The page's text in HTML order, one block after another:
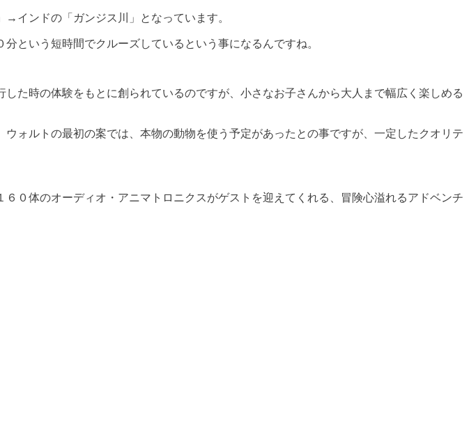
インドの「ガンジス川」となっています。
という短時間でクルーズしているという事になるんですね。
た時の体験をもとに創られているのですが、小さなお子さんから大人まで幅広く楽しめる
ォルトの最初の案では、本物の動物を使う予定があったとの事ですが、一定したクオリテ
０体のオーディオ・アニマトロニクスがゲストを迎えてくれる、冒険心溢れるアドベンチ